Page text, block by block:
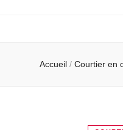
Accueil / Courtier en